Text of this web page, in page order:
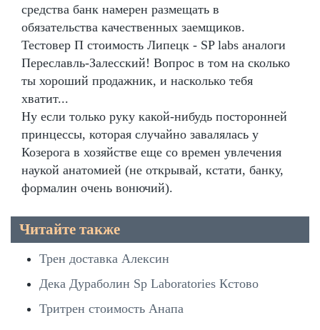
средства банк намерен размещать в
обязательства качественных заемщиков.
Тестовер П стоимость Липецк - SP labs аналоги
Переславль-Залесский! Вопрос в том на сколько
ты хороший продажник, и насколько тебя
хватит...
Ну если только руку какой-нибудь посторонней
принцессы, которая случайно завалялась у
Козерога в хозяйстве еще со времен увлечения
наукой анатомией (не открывай, кстати, банку,
формалин очень вонючий).
Читайте также
Трен доставка Алексин
Дека Дураболин Sp Laboratories Кстово
Тритрен стоимость Анапа